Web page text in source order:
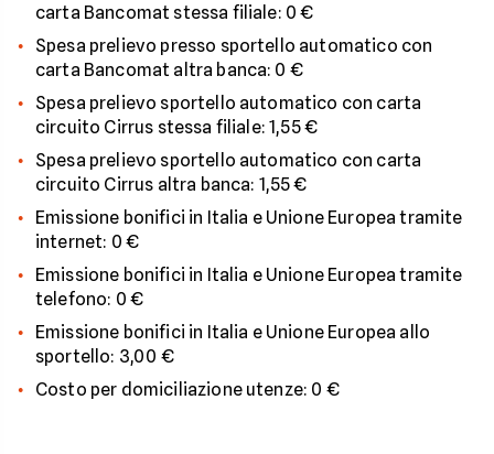
carta Bancomat stessa filiale: 0 €
Spesa prelievo presso sportello automatico con
carta Bancomat altra banca: 0 €
Spesa prelievo sportello automatico con carta
circuito Cirrus stessa filiale: 1,55 €
Spesa prelievo sportello automatico con carta
circuito Cirrus altra banca: 1,55 €
Emissione bonifici in Italia e Unione Europea tramite
internet: 0 €
Emissione bonifici in Italia e Unione Europea tramite
telefono: 0 €
Emissione bonifici in Italia e Unione Europea allo
sportello: 3,00 €
Costo per domiciliazione utenze: 0 €